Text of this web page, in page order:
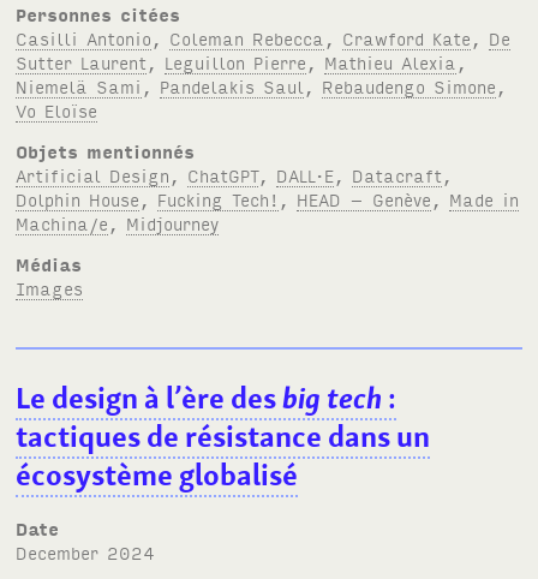
Personnes citées
Casilli Antonio
Coleman Rebecca Crawford Kate
De
Sutter Laurent
Leguillon Pierre Mathieu Alexia
Niemelä Sami
Pandelakis Saul Rebaudengo Simone
Vo Eloïse
Objets mentionnés
Artificial Design
ChatGPT, DALL·E Datacraft
Dolphin House
Fucking Tech! HEAD – Genève
Made in
Machina/e
Midjourney
Médias
Images
Le design à l’ère desbig tech :
tactiques de résistance dans un
écosystème globalisé
Date
December 2024